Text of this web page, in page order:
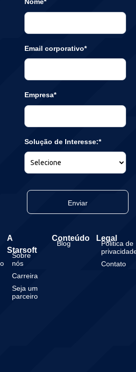
Email corporativo*
Empresa*
Solução de Interesse:*
Enviar
A
Starsoft
Sobre
nós
Carreira
Seja um
parceiro
Conteúdo
Blog
Legal
Politica de
Contato